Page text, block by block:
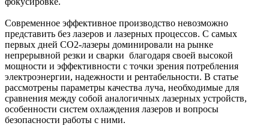
Современное эффективное производство невозможно
представить без лазеров и лазерных процессов. С самых
первых дней CO2-лазеры доминировали на рынке
непрерывной резки и сварки благодаря своей высокой
мощности и эффективности с точки зрения потребления
электроэнергии, надежности и рентабельности. В статье
рассмотрены параметры качества луча, необходимые для
сравнения между собой аналогичных лазерных устройств,
особенности систем охлаждения лазеров и вопросы
безопасности работы с ними.